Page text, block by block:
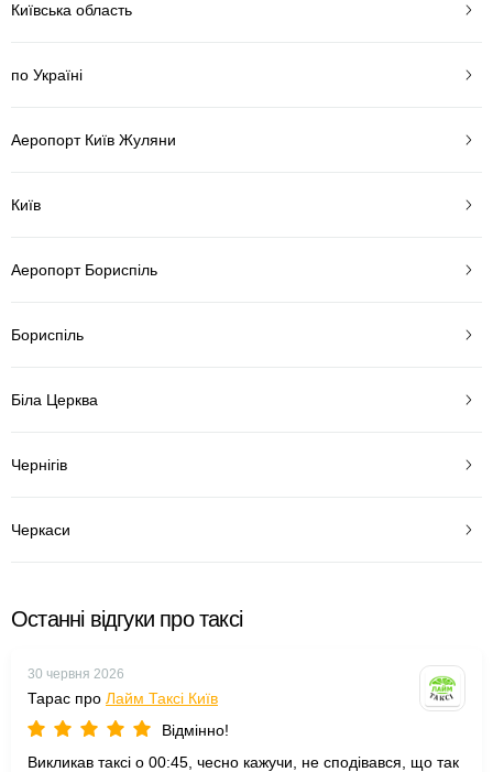
Київська область
по Україні
Аеропорт Київ Жуляни
Київ
Аеропорт Бориспіль
Бориспіль
Біла Церква
Чернігів
Черкаси
Останні відгуки про таксі
30 червня 2026
Тарас про Лайм Таксі Київ
Відмінно!
Викликав таксі о 00:45, чесно кажучи, не сподівався, що так